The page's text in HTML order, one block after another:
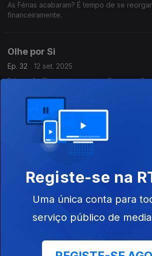
As Férias acabaram? É tempo de se
financeiramente.
Olhe por Si
Ep. 32
12 set. 2025
Educação Financeira para um Consumo
Olhe por Si
28 ago. 2025
É tempo de preparar o regresso às aulas.
Celebrar um contrato de arrendamento
Registe-se na
Uma única conta para
serviço público de media